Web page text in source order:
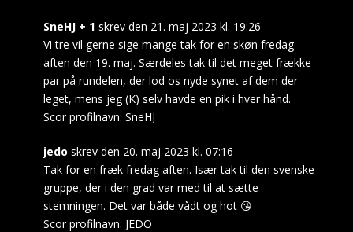
SneHJ + 1 skrev den 21. maj 2023 kl. 19:26
Vi tre vil gerne sige mange tak for en skøn fredag
aften den 19. maj. Særdeles tak til det meget frække
par på rundelen, der lod os nyde synet af dem der
leget, mens jeg (K) selv havde en pik i hver hånd.
Scor profilnavn: SneHJ
jedo skrev den 20. maj 2023 kl. 07:16
Tak for en fræk fredag aften. Især tak til den svenske
gruppe, der i den grad var med til at sætte
stemningen. Det var både vådt og hot 😘
Scor profilnavn: JEDO